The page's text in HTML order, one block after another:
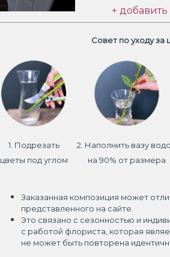
+ добавить
Совет по уходу за
1. Подрезать
цветы под углом
2. Наполнить вазу
на 90% от размера
Заказанная композиция может
представленного на сайте.
Это связано с сезонностью и
с работой флориста, которая
не может быть повторена